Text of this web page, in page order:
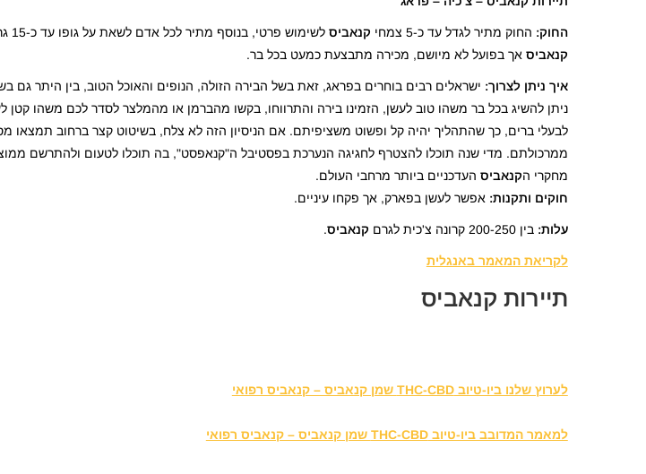
החוק: החוק מתיר לגדל עד כ-5 צמחי קנאביס לשימוש פרטי, בנוסף מתיר לכל אדם לשאת על גופו עד כ-15 גרם מחוץ לבית, החוק אומנם אוסר מכירה של
קנאביס אך בפועל לא מיושם, מכירה מתבצעת כמעט בכל בר.
איך ניתן לצרוך: ישראלים רבים בוחרים בפראג, זאת בשל הבירה הזולה, הנופים והאוכל הטוב, בין היתר גם
ניתן להשיג בכל בר משהו טוב לעשן, הזמינו בירה והתרווחו, בקשו מהברמן או מהמלצר לסדר לכם משהו קטן
לבעלי ברים, כך שהתהליך יהיה קל ופשוט משציפיתם. אם הניסיון הזה לא צלח, בשיטוט קצר ברחוב תמצאו
ממרכולתם. מדי שנה תוכלו להצטרף לחגיגה הנערכת בפסטיבל ה"קנאפסט", בה תוכלו לטעום ולהתרשם
מחקרי הקנאביס העדכניים ביותר מרחבי העולם.
חוקים ותקנות: אפשר לעשן בפארק, אך פקחו עיניים.
עלות:בין 200-250 קרונה צ'כית לגרם קנאביס.
לקריאת המאמר באנגלית
תיירות קנאביס
לערוץ שלנו ביו-טיוב THC-CBD שמן קנאביס – קנאביס רפואי
למאמר המדובב ביו-טיוב THC-CBD שמן קנאביס – קנאביס רפואי